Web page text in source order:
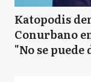
Katopodis
Conurbano
"No se